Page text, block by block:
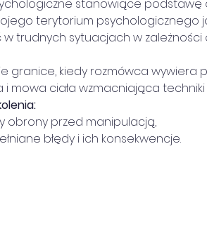
stanowiące podstawę
terytorium psychologicznego
trudnych sytuacjach w
granice, kiedy rozmówca wywiera
ciała wzmacniająca
obrony przed manipulacją,
błędy i ich konsekwencje.